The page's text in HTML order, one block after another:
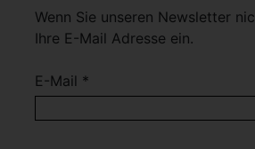
Wenn Sie unseren Newsletter
Ihre E-Mail Adresse ein.
E-Mail *